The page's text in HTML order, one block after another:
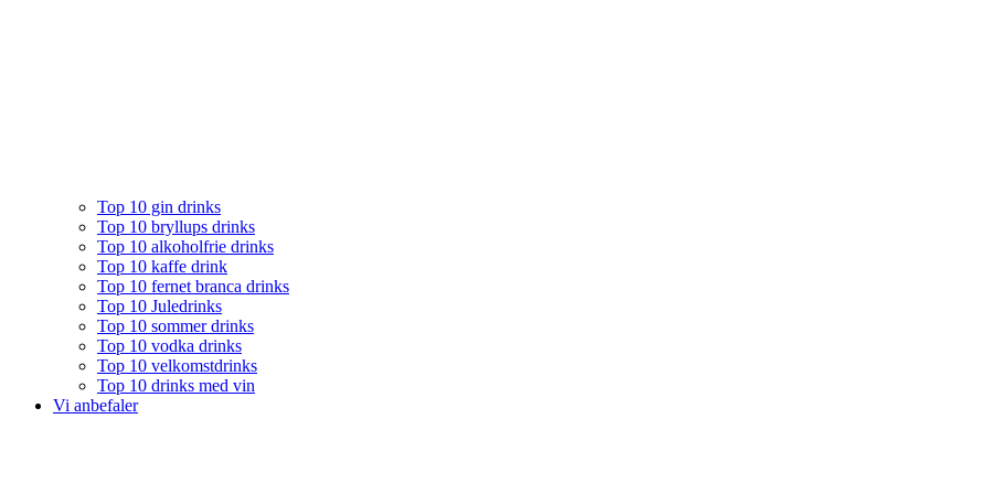
Top 10 gin drinks
Top 10 bryllups drinks
Top 10 alkoholfrie drinks
Top 10 kaffe drink
Top 10 fernet branca drinks
Top 10 Juledrinks
Top 10 sommer drinks
Top 10 vodka drinks
Top 10 velkomstdrinks
Top 10 drinks med vin
Vi anbefaler